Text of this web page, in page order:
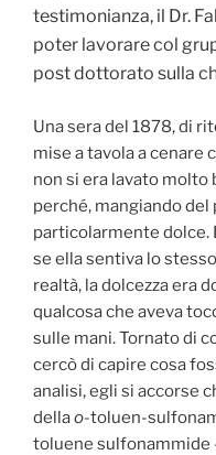
testimonianza, il Dr.
poter lavorare col
post dottorato sulla
Una sera del 1878, di
mise a tavola a cenare
non si era lavato molto
perché, mangiando del
particolarmente dolce.
se ella sentiva lo
realtà, la dolcezza era
qualcosa che aveva
sulle mani. Tornato di
cercò di capire cosa
analisi, egli si accorse
dellao-toluen-
toluene sulfonammide